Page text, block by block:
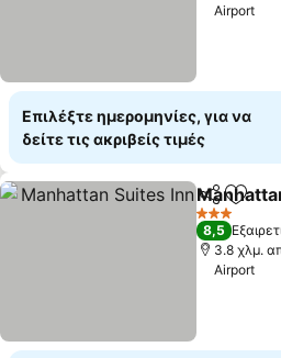
Airport
Επιλέξτε ημερομηνίες, για να
δείτε τις ακριβείς τιμές
3 Αστέρια
8,5
3.8 χλμ.
Airport